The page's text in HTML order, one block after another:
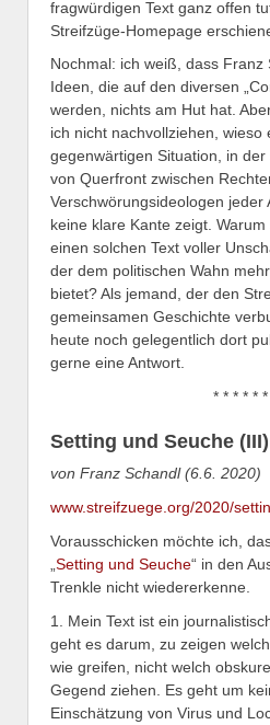
fragwürdigen Text ganz offen
Streifzüge-Homepage
Nochmal: ich weiß, dass Franz
Ideen, die auf den diversen
werden, nichts am Hut hat.
ich nicht nachvollziehen, wieso
gegenwärtigen Situation, in
von Querfront zwischen
Verschwörungsideologen jeder
keine klare Kante zeigt.
einen solchen Text voller
der dem politischen Wahn
bietet? Als jemand, der den
gemeinsamen Geschichte
heute noch gelegentlich dort
gerne eine Antwort.
* * * * *
Setting und Seuche (III)
von Franz Schandl (6.6. 2020)
www.streifzuege.org/2020/
Vorausschicken möchte ich,
Setting und Seuche“ in den
Trenkle nicht wiedererkenne.
1. Mein Text ist ein
geht es darum, zu zeigen
wie greifen, nicht welch
Gegend ziehen. Es geht um
Einschätzung von Virus und